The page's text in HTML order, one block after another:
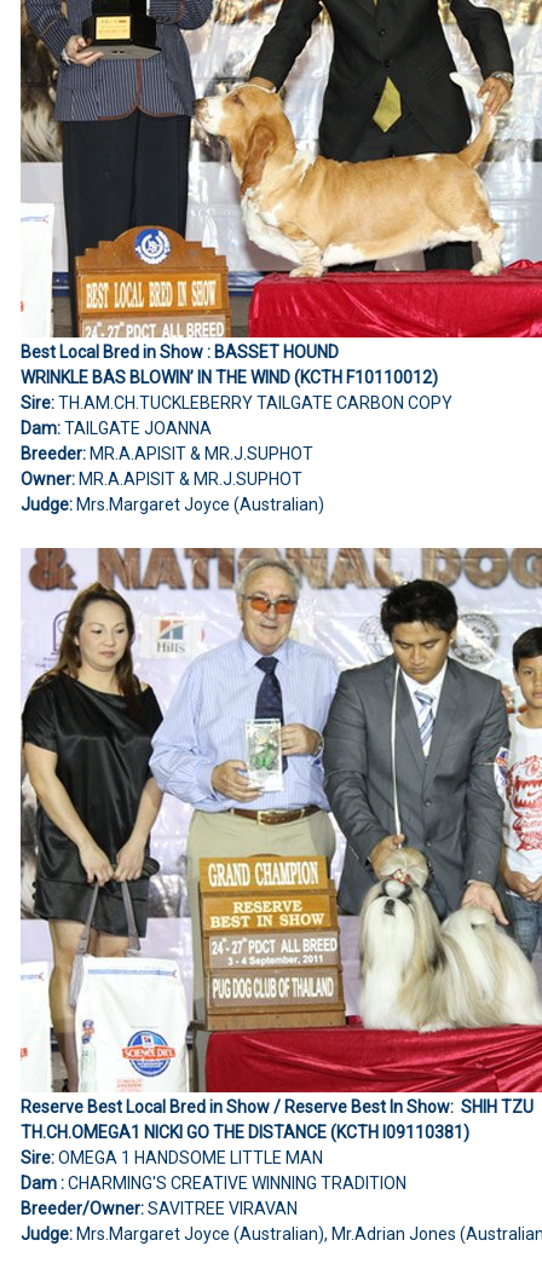
Best Local Bred in Show : BASSET HOUND
WRINKLE BAS BLOWIN’ IN THE WIND (KCTH F10110012)
Sire:TH.AM.CH.TUCKLEBERRY TAILGATE CARBON COPY
Dam:TAILGATE JOANNA
Breeder:MR.A.APISIT & MR.J.SUPHOT
Owner:MR.A.APISIT & MR.J.SUPHOT
Judge:Mrs.Margaret Joyce (Australian)
Reserve Best Local Bred in Show / Reserve Best In Show: SHIH TZU
TH.CH.OMEGA1 NICKI GO THE DISTANCE (KCTH I09110381)
Sire:OMEGA 1 HANDSOME LITTLE MAN
Dam :CHARMING'S CREATIVE WINNING TRADITION
Breeder/Owner:SAVITREE VIRAVAN
Judge:Mrs.Margaret Joyce (Australian), Mr.Adrian Jones